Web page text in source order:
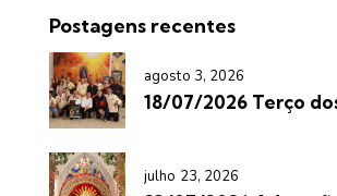
Postagens recentes
agosto 3, 2026
18/07/2026 Terço
julho 23, 2026